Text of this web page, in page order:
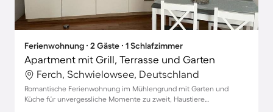
Ferienwohnung ∙ 2 Gäste ∙ 1 Schlafzimmer
Apartment mit Grill, Terrasse und Garten
Ferch, Schwielowsee, Deutschland
Romantische Ferienwohnung im Mühlengrund mit Garten und
Küche für unvergessliche Momente zu zweit, Haustiere